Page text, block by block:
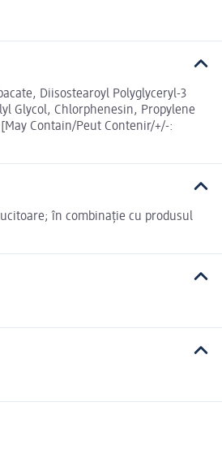
Diisostearoyl Polyglyceryl-3
Glycol, Chlorphenesin, Propylene
Contain/Peut Contenir/+/-:
în combinație cu produsul